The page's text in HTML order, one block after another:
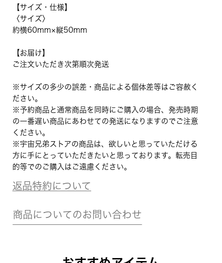
【サイズ・仕様】
〈サイズ〉
約横60mm×縦50mm
【お届け】
ご注文いただき次第順次発送
※サイズの多少の誤差・商品による個体差等はご容赦く
ださい。
※予約商品と通常商品を同時にご購入の場合、発売時期
の一番遅い商品にあわせての発送になりますのでご注意
ください。
※宇宙兄弟ストアの商品は、欲しいと思っていただける
方に手にとっていただきたいと思っております。転売目
的等でのご購入はご遠慮ください。
返品特約について
商品についてのお問い合わせ